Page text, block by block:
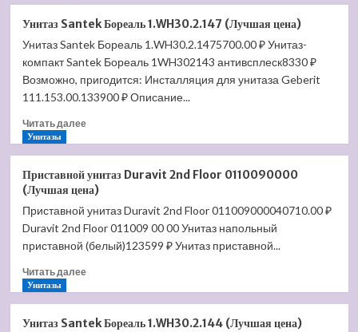
Крышка-
сиденье
для
унитаза
Jacob
Delafon
Viragio
(Лучшая
цена)
Унитаз Santek Бореаль 1.WH30.2.147 (Лучшая цена)
Унитаз Santek Бореаль 1.WH30.2.1475700.00 ₽ Унитаз-
компакт Santek Бореаль 1WH302143 антивсплеск8330 ₽
Возможно, пригодится: Инсталляция для унитаза Geberit
111.153.00.133900 ₽ Описание...
Читать далееПрочитать
Santek
Бореаль
1.WH30.2.147
(Лучшая
цена)
Унитазы
Приставной унитаз Duravit 2nd Floor 0110090000
(Лучшая цена)
Приставной унитаз Duravit 2nd Floor 011009000040710.00 ₽
Duravit 2nd Floor 011009 00 00 Унитаз напольный
приставной (белый)123599 ₽ Унитаз приставной...
Читать далееПрочитать
Приставной
Унитазы
Унитаз Santek Бореаль 1.WH30.2.144 (Лучшая цена)